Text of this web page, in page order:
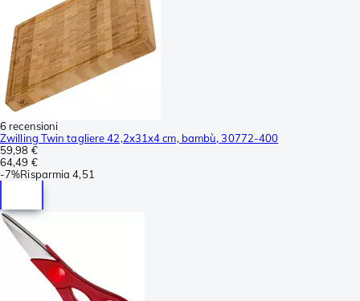
6 recensioni
Zwilling Twin tagliere 42,2x31x4 cm, bambù, 30772-400
59,98 €
64,49 €
-7%Risparmia 4,51